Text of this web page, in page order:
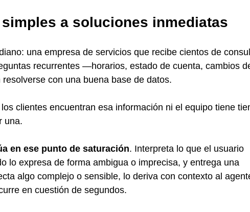
a soluciones inmediatas
una empresa de servicios que recibe cientos de
recurrentes —horarios, estado de cuenta, cambios
con una buena base de datos.
clientes encuentran esa información ni el equipo tiene
una.
en ese punto de saturación. Interpreta lo que el usuario
lo expresa de forma ambigua o imprecisa, y entrega una
algo complejo o sensible, lo deriva con contexto al
en cuestión de segundos.